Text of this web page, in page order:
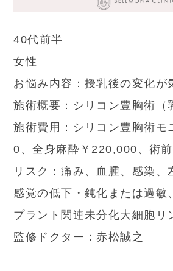
40代前半
女性
お悩み内容：授乳後の変化が
施術概要：シリコン豊胸術（
施術費用：シリコン豊胸術モ
0、全身麻酔￥220,000、術
リスク：痛み、血腫、感染、
感覚の低下・鈍化または過敏
プラント関連未分化大細胞リ
監修ドクター：赤松誠之